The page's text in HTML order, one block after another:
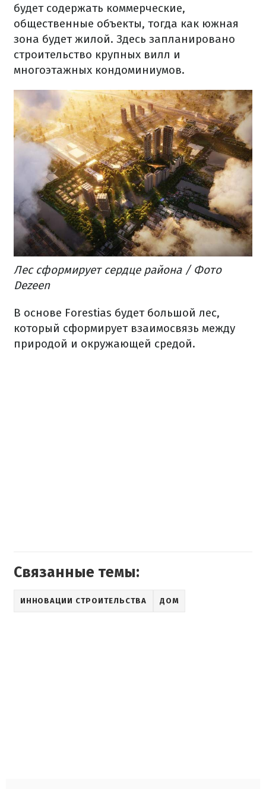
будет содержать коммерческие,
общественные объекты, тогда как южная
зона будет жилой. Здесь запланировано
строительство крупных вилл и
многоэтажных кондоминиумов.
Лес сформирует сердце района/ Фото
Dezeen
В основе Forestias будет большой лес,
который сформирует взаимосвязь между
природой и окружающей средой.
Связанные темы:
ИННОВАЦИИ СТРОИТЕЛЬСТВА ДОМ